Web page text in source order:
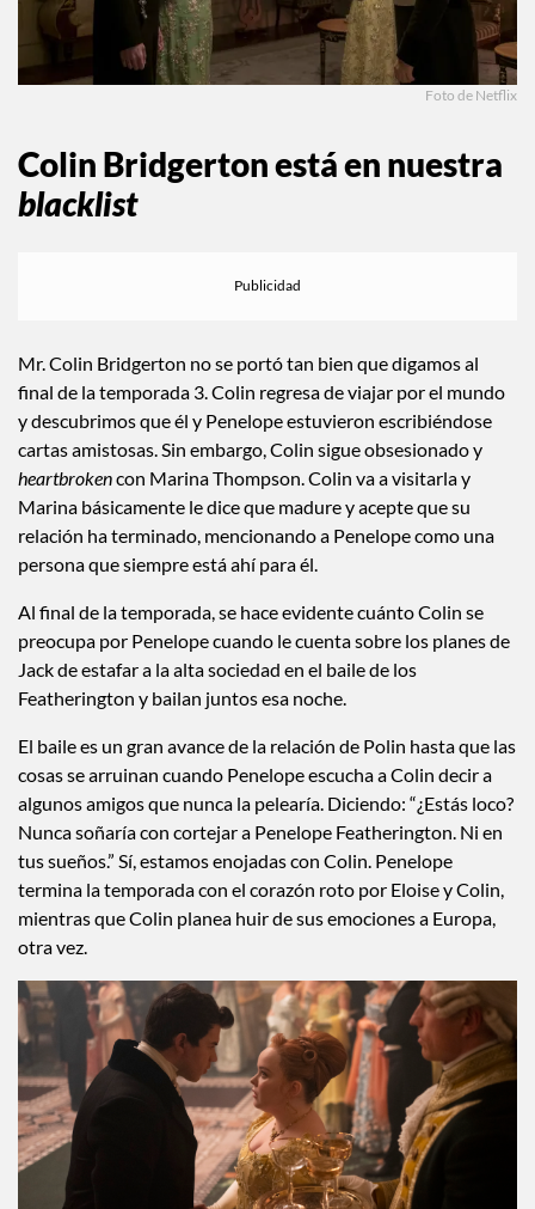
Foto de Netflix
Colin Bridgerton está en nuestra
blacklist
Mr. Colin Bridgerton no se portó tan bien que digamos al
final de la temporada 3. Colin regresa de viajar por el mundo
y descubrimos que él y Penelope estuvieron escribiéndose
cartas amistosas. Sin embargo, Colin sigue obsesionado y
heartbrokencon Marina Thompson. Colin va a visitarla y
Marina básicamente le dice que madure y acepte que su
relación ha terminado, mencionando a Penelope como una
persona que siempre está ahí para él.
Al final de la temporada, se hace evidente cuánto Colin se
preocupa por Penelope cuando le cuenta sobre los planes de
Jack de estafar a la alta sociedad en el baile de los
Featherington y bailan juntos esa noche.
El baile es un gran avance de la relación de Polin hasta que las
cosas se arruinan cuando Penelope escucha a Colin decir a
algunos amigos que nunca la pelearía. Diciendo: “¿Estás loco?
Nunca soñaría con cortejar a Penelope Featherington. Ni en
tus sueños.” Sí, estamos enojadas con Colin. Penelope
termina la temporada con el corazón roto por Eloise y Colin,
mientras que Colin planea huir de sus emociones a Europa,
otra vez.